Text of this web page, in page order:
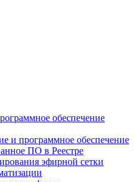
обеспечение
и программное обеспечение
ПО в Реестре
эфирной сетки